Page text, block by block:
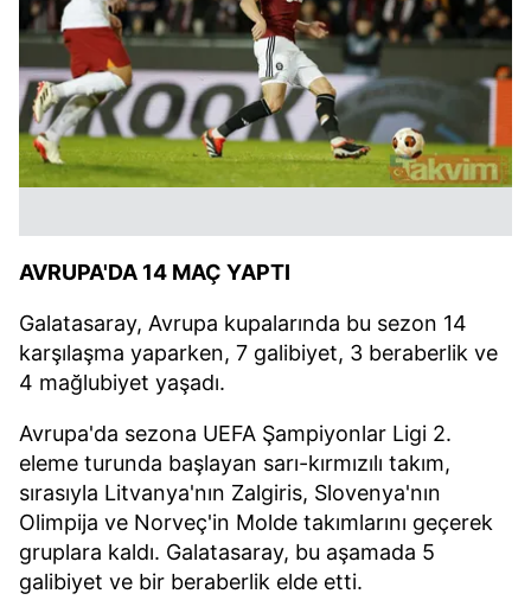
AVRUPA'DA 14 MAÇ YAPTI
Galatasaray, Avrupa kupalarında bu sezon 14
karşılaşma yaparken, 7 galibiyet, 3 beraberlik ve
4 mağlubiyet yaşadı.
Avrupa'da sezona UEFA Şampiyonlar Ligi 2.
eleme turunda başlayan sarı-kırmızılı takım,
sırasıyla Litvanya'nın Zalgiris, Slovenya'nın
Olimpija ve Norveç'in Molde takımlarını geçerek
gruplara kaldı. Galatasaray, bu aşamada 5
galibiyet ve bir beraberlik elde etti.